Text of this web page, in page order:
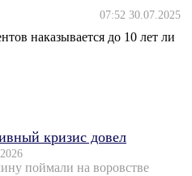
07:52 30.07.2025
наказывается до 10 лет ли
кризис довел
поймали на воровстве